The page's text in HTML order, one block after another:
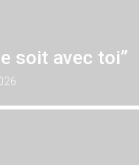
soit avec toi”